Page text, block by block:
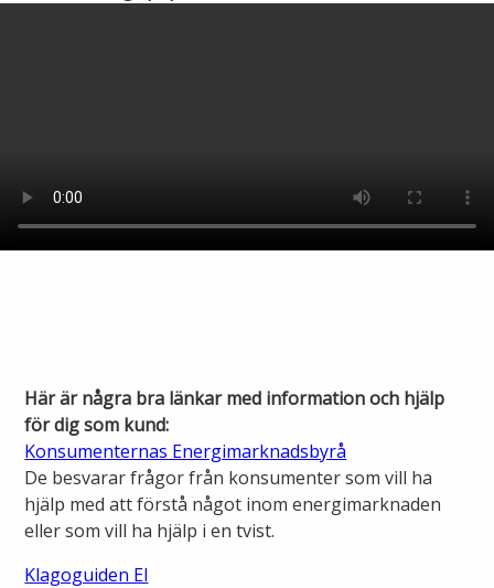
Här är några bra länkar med information och hjälp
för dig som kund:
Konsumenternas Energimarknadsbyrå
De besvarar frågor från konsumenter som vill ha
hjälp med att förstå något inom energimarknaden
eller som vill ha hjälp i en tvist.
Klagoguiden El